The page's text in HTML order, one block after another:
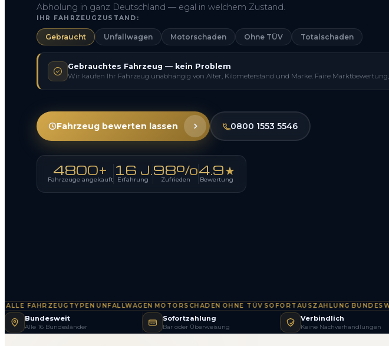
Abholung in ganz Deutschland — egal in welchem Zustand.
IHR FAHRZEUGZUSTAND:
Gebraucht Unfallwagen Motorschaden Ohne TÜV Totalschaden
Gebrauchtes Fahrzeug — kein Problem
Wir kaufen Ihr Fahrzeug unabhängig von Alter, Kilometerstand und Marke. Faire
Fahrzeug bewerten lassen 0800 1553 5546
4800+
Fahrzeuge angekauft
16 J.
Erfahrung
98%
Zufrieden
4.9★
Bewertung
FAHRZEUGTYPENUNFALLWAGEN·MOTORSCHADEN ·OHNE TÜV·SOFORTAUSZAHLUNG BUNDESWEITE
Bundesweit
Alle 16 Bundesländer
Sofortzahlung
Bar oder Überweisung
Verbindlich
Keine Nachverhandlungen